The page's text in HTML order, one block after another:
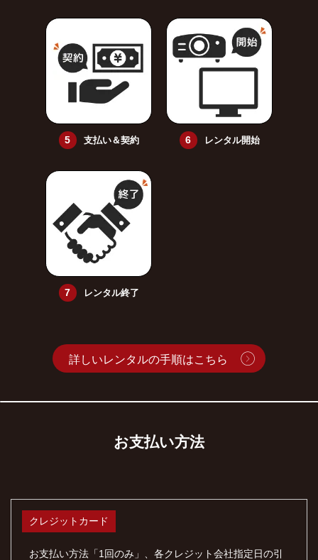
支払い＆契約 レンタル開始
レンタル終了
詳しいレンタルの手順はこちら
お支払い方法
クレジットカード
お支払い方法「1回のみ」、各クレジット会社指定日の引